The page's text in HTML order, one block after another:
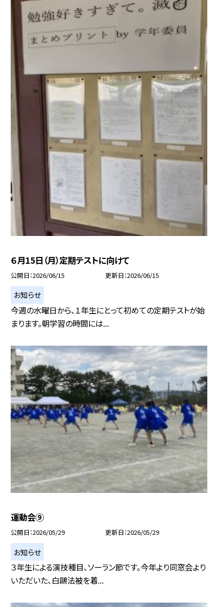
６月15日（月）定期テストに向けて
公開日 2026/06/15 更新日 2026/06/15
お知らせ
今週の水曜日から、１年生にとって初めての定期テストが始
まります。朝学習の時間には...
運動会⑨
公開日 2026/05/29 更新日 2026/05/29
お知らせ
３年生による演技種目、ソーラン節です。今年より同窓会より
いただいた、白鷗法被を着...